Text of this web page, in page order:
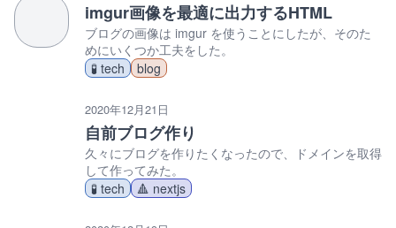
imgur画像を最適に出力するHTML
ブログの画像は imgur を使うことにしたが、そのた
めにいくつか工夫をした。
🧪 tech
blog
2020年12月21日
自前ブログ作り
久々にブログを作りたくなったので、ドメインを取得
して作ってみた。
🧪 tech
🔺 nextjs